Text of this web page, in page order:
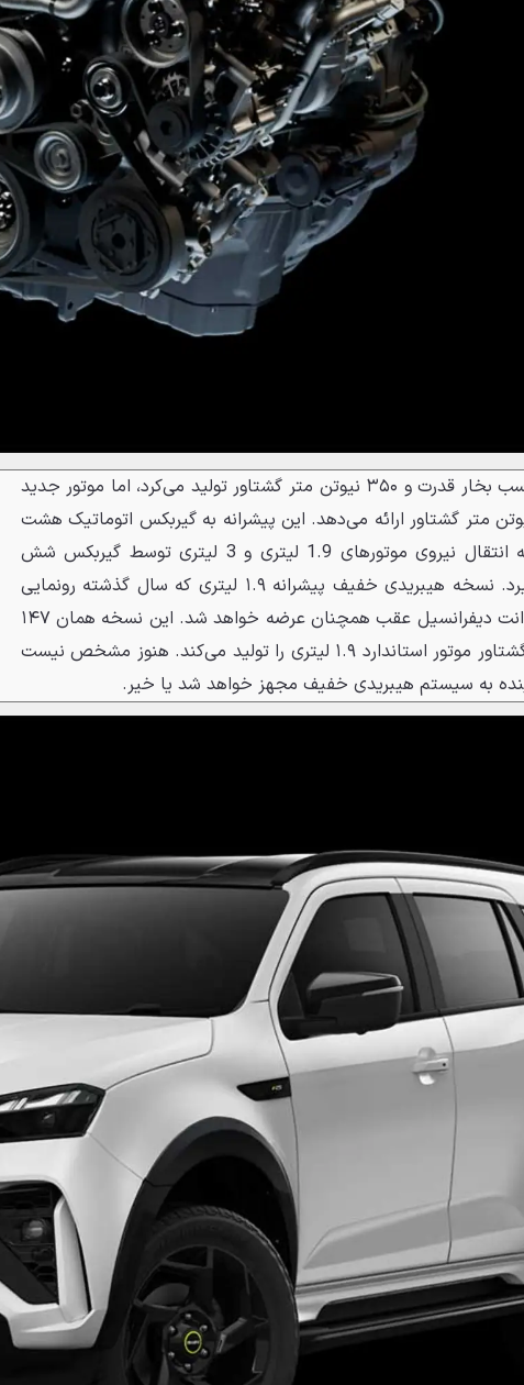
پیشرانه ۱.۹ لیتری تنها ۱۴۷ اسب بخار قدرت و ۳۵۰ نیوتن متر گشتاور تولید می‌کرد، اما موتور جدید
اسب بخار قدرت و ۴۰۰ نیوتن متر گشتاور ارائه می‌دهد. این پیشرانه به گیربکس اتوماتیک هشت
سرعته متصل است درحالی‌که انتقال نیروی موتورهای 1.9 لیتری و 3 لیتری توسط گیربکس شش
سرعته اتوماتیک صورت می‌گیرد. نسخه هیبریدی خفیف پیشرانه ۱.۹ لیتری که سال گذشته رونمایی
شد، در تایلند برای یک مدل وانت دیفرانسیل عقب همچنان عرضه خواهد شد. این نسخه همان ۱۴۷
اسب بخار و ۳۵۰ نیوتن متر گشتاور موتور استاندارد ۱.۹ لیتری را تولید می‌کند. هنوز مشخص نیست